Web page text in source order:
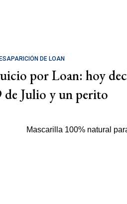
DE LOAN
por Loan: hoy
de Julio y un perito